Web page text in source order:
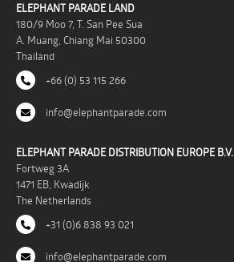
ELEPHANT PARADE LAND
180/9 Moo 7, T. San Pee Sua
A. Muang, Chiang Mai 50300
Thailand
+66 (0) 53 115 266
info@elephantparade.com
ELEPHANT PARADE DISTRIBUTION EUROPE B.V.
Fortweg 3A
1471 EB, Kwadijk
The Netherlands
+31 (0)6 838 93 021
info@elephantparade.com